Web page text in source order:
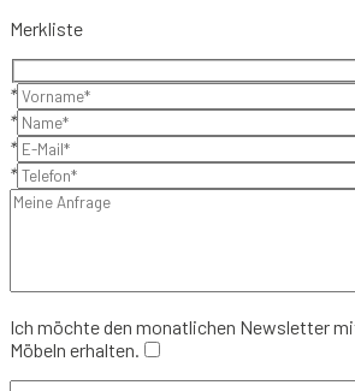
Merkliste
*
*
*
*
Ich möchte den monatlichen Newsletter
Möbeln erhalten.